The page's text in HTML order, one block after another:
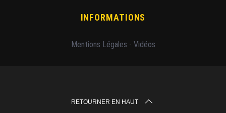
INFORMATIONS
Mentions Légales Vidéos
RETOURNER EN HAUT